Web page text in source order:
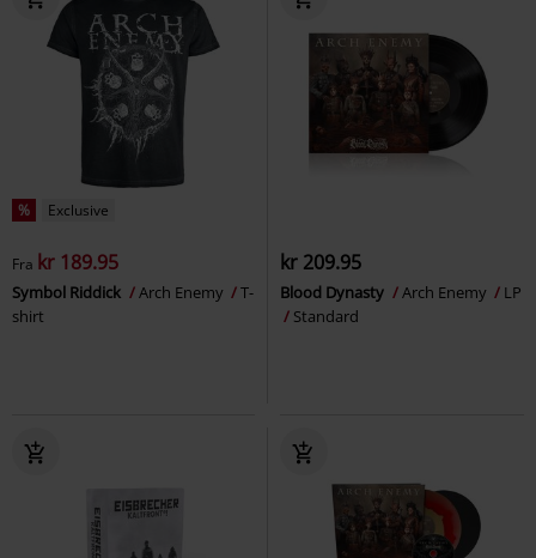
% Exclusive
Fra kr 189.95
Symbol Riddick Arch Enemy
T-
shirt
kr 209.95
Blood Dynasty Arch Enemy
LP
Standard